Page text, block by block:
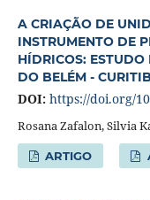
A CRIAÇÃO DE
INSTRUMENTO DE
HÍDRICOS: ESTUDO
DO BELÉM -
DOI: https://doi.org/
Rosana Zafalon, Silvia
ARTIGO